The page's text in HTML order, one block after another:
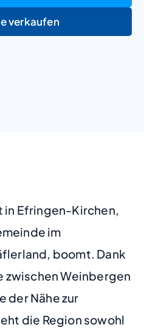
verkaufen
in Efringen-Kirchen,
im
boomt. Dank
zwischen Weinbergen
der Nähe zur
die Region sowohl